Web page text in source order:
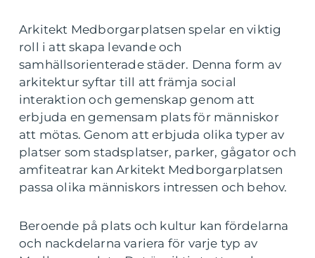
Arkitekt Medborgarplatsen spelar en viktig
roll i att skapa levande och
samhällsorienterade städer. Denna form av
arkitektur syftar till att främja social
interaktion och gemenskap genom att
erbjuda en gemensam plats för människor
att mötas. Genom att erbjuda olika typer av
platser som stadsplatser, parker, gågator och
amfiteatrar kan Arkitekt Medborgarplatsen
passa olika människors intressen och behov.
Beroende på plats och kultur kan fördelarna
och nackdelarna variera för varje typ av